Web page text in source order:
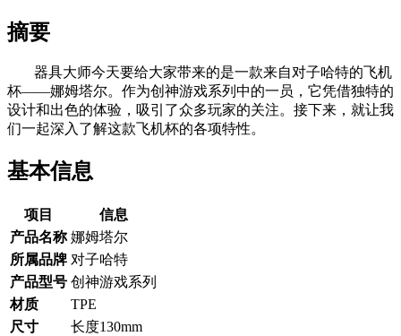
摘要
器具大师今天要给大家带来的是一款来自对子哈特的飞机
杯——娜姆塔尔。作为创神游戏系列中的一员，它凭借独特的
设计和出色的体验，吸引了众多玩家的关注。接下来，就让我
们一起深入了解这款飞机杯的各项特性。
基本信息
项目
信息
产品名称 娜姆塔尔
所属品牌 对子哈特
产品型号 创神游戏系列
材质
TPE
尺寸
长度130mm